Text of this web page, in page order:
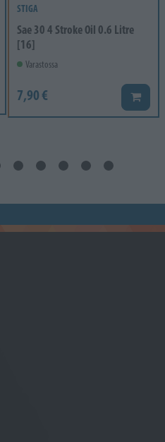
koriin
STIGA
Sae 30 4 Stroke Oil 0.6 Litre
[16]
Varastossa
7,90 € Lisää